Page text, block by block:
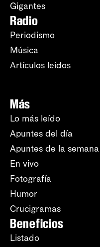
Gigantes
Radio
Periodismo
Música
Artículos leídos
Más
Lo más leído
Apuntes del día
Apuntes de la semana
En vivo
Fotografía
Humor
Crucigramas
Beneficios
Listado